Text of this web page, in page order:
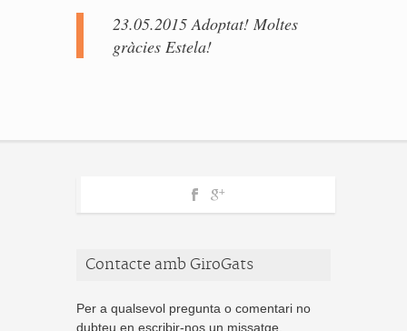
23.05.2015 Adoptat! Moltes
gràcies Estela!
Contacte amb GiroGats
Per a qualsevol pregunta o comentari no
dubteu en escribir-nos un missatge.